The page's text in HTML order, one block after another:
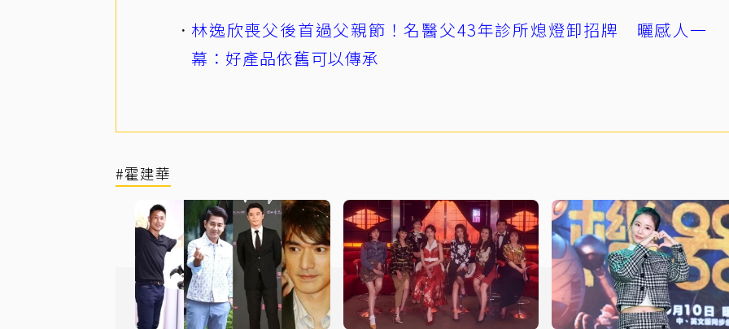
林逸欣喪父後首過父親節！名醫父43年診所熄燈卸招牌 曬感人一
幕：好產品依舊可以傳承
#霍建華